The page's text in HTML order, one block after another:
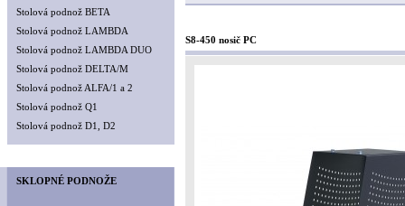
Stolová podnož BETA
Stolová podnož LAMBDA
Stolová podnož LAMBDA DUO
Stolová podnož DELTA/M
Stolová podnož ALFA/1 a 2
Stolová podnož Q1
Stolová podnož D1, D2
SKLOPNÉ PODNOŽE
S8-450 nosič PC